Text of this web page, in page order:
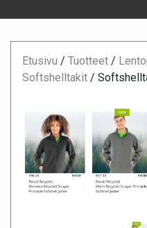
Etusivu / Tuotteet /
Softshelltakit /